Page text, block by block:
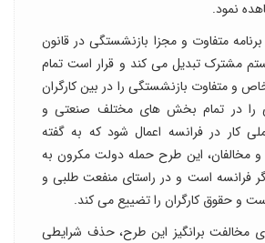
نمود.
این طرح ۴۲ برنامه متفاوت و مجزا بازنشستگی در قانون
مشترک تبدیل می کند و قرار است تمام
و متفاوت بازنشستگی را در بین کارگران
را در تمام بخش های مختلف صنعتی و
کار در فرانسه اعمال شود که به گفته
و مخالفان، این طرح حمله دولت مکرون به
فرانسه است و در راستای منفعت طلبی و
و حقوق کارگران را تضییع می کند.
مخالفت برانگیز این طرح، حذف شرایطی